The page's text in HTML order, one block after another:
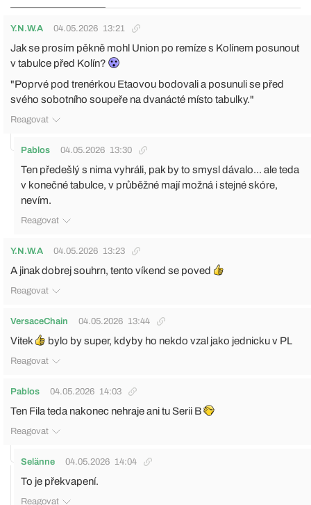
Y.N.W.A 04.05.2026 13:21
Jak se prosím pěkně mohl Union po remíze s Kolínem posunout
v tabulce před Kolín?
"Poprvé pod trenérkou Etaovou bodovali a posunuli se před
svého sobotního soupeře na dvanácté místo tabulky."
Reagovat
Pablos 04.05.2026 13:30
Ten předešlý s nima vyhráli, pak by to smysl dávalo... ale teda
v konečné tabulce, v průběžné mají možná i stejné skóre,
nevím.
Reagovat
Y.N.W.A 04.05.2026 13:23
A jinak dobrej souhrn, tento víkend se poved
Reagovat
VersaceChain 04.05.2026 13:44
Vitek bylo by super, kdyby ho nekdo vzal jako jednicku v PL
Reagovat
Pablos 04.05.2026 14:03
Ten Fila teda nakonec nehraje ani tu Serii B
Reagovat
Selänne 04.05.2026 14:04
To je překvapení.
Reagovat